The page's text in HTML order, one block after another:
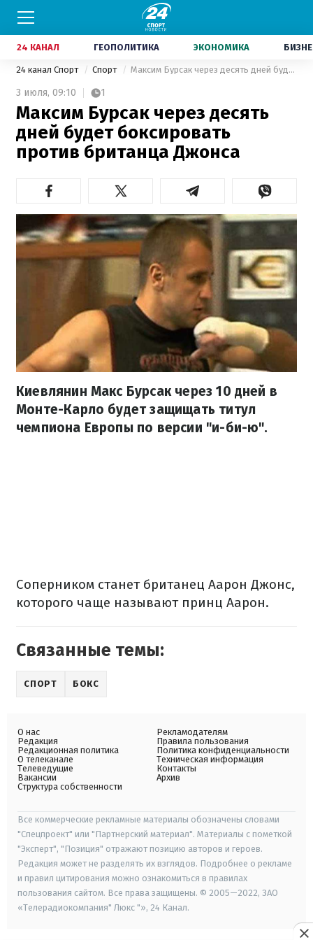
24 КАНАЛ ГЕОПОЛИТИКА ЭКОНОМИКА
24 канал Спорт Спорт Максим Бурсак через десять дней будет боксировать против британца Джонса
3 июля, 09:10 1
Максим Бурсак через десять
дней будет боксировать
против британца Джонса
Киевлянин Макс Бурсак через 10 дней в
Монте-Карло будет защищать титул
чемпиона Европы по версии "и-би-ю".
Соперником станет британец Аарон Джонс,
которого чаще называют принц Аарон.
Связанные темы:
СПОРТ БОКС
О нас
Редакция
Редакционная политика
О телеканале
Телеведущие
Вакансии
Структура собственности
Рекламодателям
Правила пользования
Политика конфиденциальности
Техническая информация
Контакты
Архив
Все коммерческие рекламные материалы обозначены словами
"Спецпроект" или "Партнерский материал". Материалы с пометкой
"Эксперт", "Позиция" отражают позицию авторов и героев.
Редакция может не разделять их взглядов. Подробнее о рекламе
и правил цитирования можно ознакомиться в правилах
пользования сайтом. Все права защищены. © 2005—2022, ЗАО
«Телерадиокомпания" Люкс "», 24 Канал.